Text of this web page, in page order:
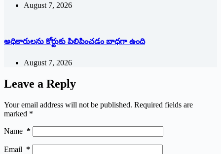
August 7, 2026
అధికారులను కోర్టుకు పిలిపించడం బాధగా ఉంది
August 7, 2026
Leave a Reply
Your email address will not be published. Required fields are
marked *
Name *
Email *